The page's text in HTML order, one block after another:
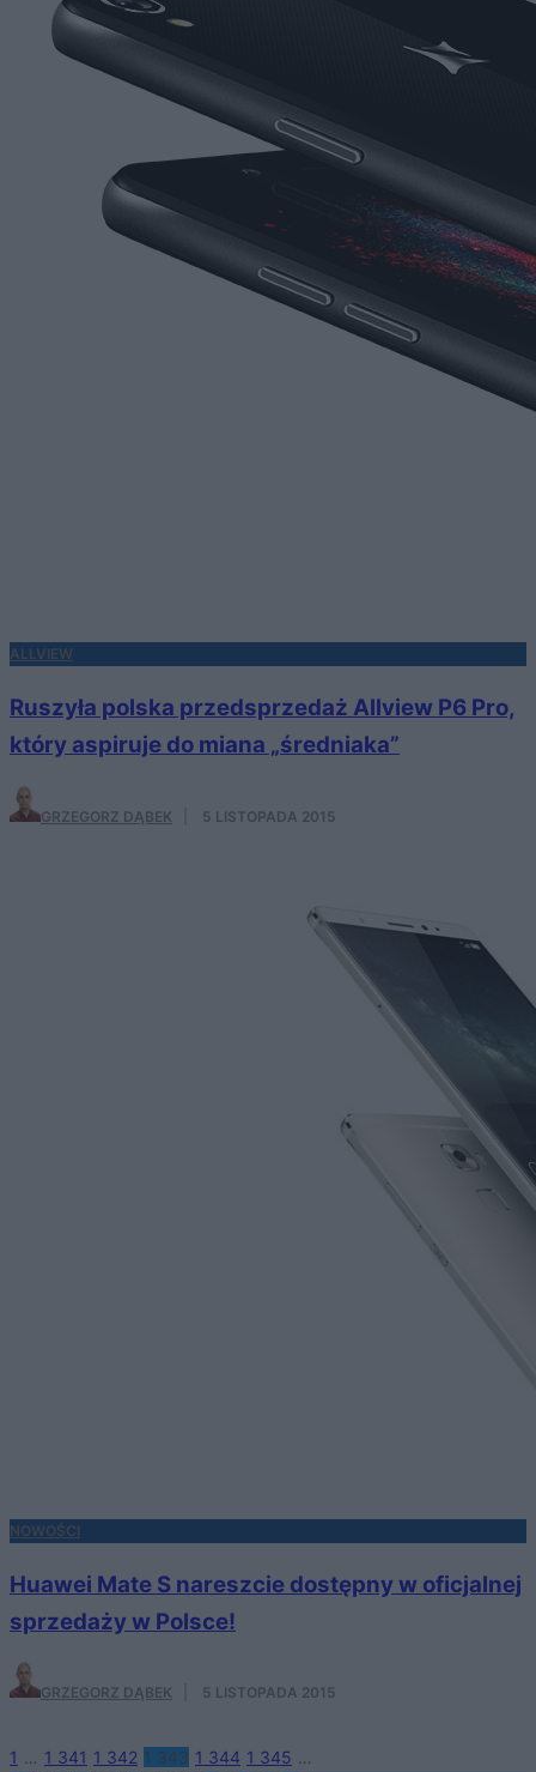
ALLVIEW
Ruszyła polska przedsprzedaż Allview P6 Pro,
który aspiruje do miana „średniaka”
GRZEGORZ DĄBEK 5 LISTOPADA 2015
NOWOŚCI
Huawei Mate S nareszcie dostępny w oficjalnej
sprzedaży w Polsce!
GRZEGORZ DĄBEK 5 LISTOPADA 2015
1 … 1 341 1 342 1 343 1 344 1 345 …